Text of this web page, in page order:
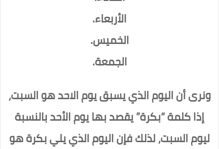
الأربعاء.
الخميس.
الجمعة.
ونرى أن اليوم الذي يسبق يوم الاحد هو السبت،
إذا كلمة “بكرة” يقصد بها يوم الأحد بالنسبة
ليوم السبت، لذلك فإن اليوم الذي يلي بكرة هو